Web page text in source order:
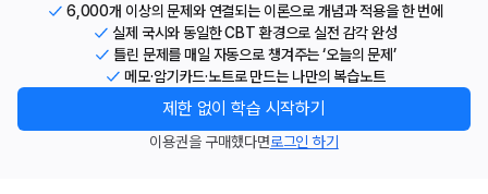
6,000개 이상의 문제와 연결되는 이론으로 개념과 적용을 한 번에
실제 국시와 동일한 CBT 환경으로 실전 감각 완성
틀린 문제를 매일 자동으로 챙겨주는 ‘오늘의 문제’
메모·암기카드·노트로 만드는 나만의 복습노트
제한 없이 학습 시작하기
이용권을 구매했다면로그인 하기